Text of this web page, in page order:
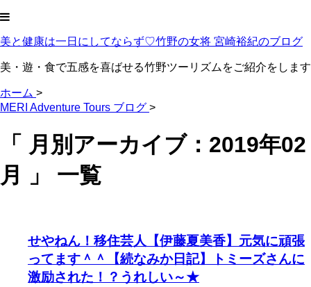
美と健康は一日にしてならず♡竹野の女将 宮崎裕紀のブログ
美・遊・食で五感を喜ばせる竹野ツーリズムをご紹介をします
ホーム >
MERI Adventure Tours ブログ >
「 月別アーカイブ：2019年02
月 」 一覧
せやねん！移住芸人【伊藤夏美香】元気に頑張
ってます＾＾【続なみか日記】トミーズさんに
激励された！？うれしい～★